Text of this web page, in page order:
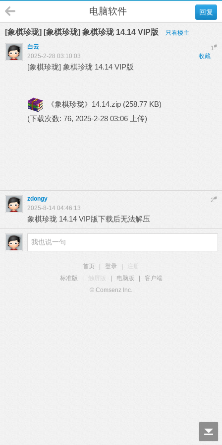
回复
电脑软件
[象棋珍珑] [象棋珍珑] 象棋珍珑 14.14 VIP版 只看楼主
1#
白云
收藏
2025-2-28 03:10:03
[象棋珍珑] 象棋珍珑 14.14 VIP版
《象棋珍珑》14.14.zip (258.77 KB)
(下载次数: 76, 2025-2-28 03:06 上传)
2#
zdongy
2025-8-14 04:46:13
象棋珍珑 14.14 VIP版下载后无法解压
首页 登录
注册
标准版
触屏版 电脑版
客户端
© Comsenz Inc.